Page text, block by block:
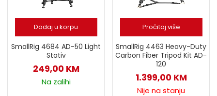
Dodaj u korpu
SmallRig 4684 AD-50 Light
Stativ
249,00 KM
Na zalihi
Pročitaj više
SmallRig 4463 Heavy-Duty
Carbon Fiber Tripod Kit AD-
120
1.399,00 KM
Nije na stanju